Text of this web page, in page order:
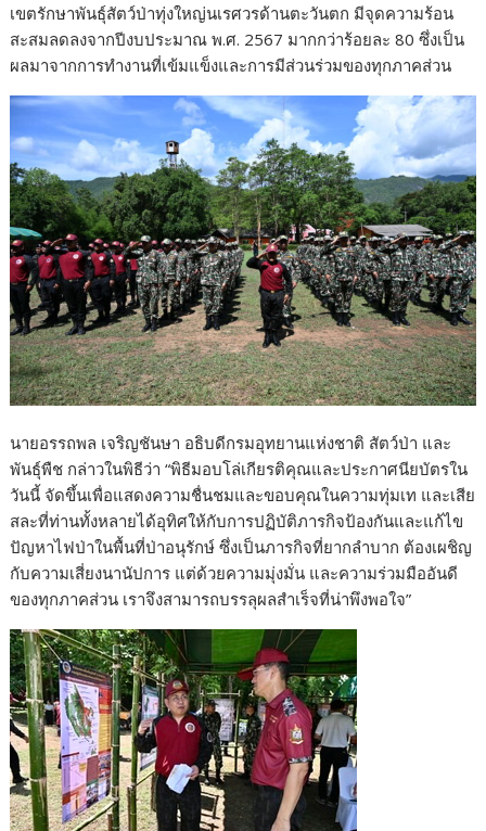
เขตรักษาพันธุ์สัตว์ป่าทุ่งใหญ่นเรศวรด้านตะวันตก มีจุดความร้อน
สะสมลดลงจากปีงบประมาณ พ.ศ. 2567 มากกว่าร้อยละ 80 ซึ่งเป็น
ผลมาจากการทำงานที่เข้มแข็งและการมีส่วนร่วมของทุกภาคส่วน
นายอรรถพล เจริญชันษา อธิบดีกรมอุทยานแห่งชาติ สัตว์ป่า และ
พันธุ์พืช กล่าวในพิธีว่า “พิธีมอบโล่เกียรติคุณและประกาศนียบัตรใน
วันนี้ จัดขึ้นเพื่อแสดงความชื่นชมและขอบคุณในความทุ่มเท และเสีย
สละที่ท่านทั้งหลายได้อุทิศให้กับการปฏิบัติภารกิจป้องกันและแก้ไข
ปัญหาไฟป่าในพื้นที่ป่าอนุรักษ์ ซึ่งเป็นภารกิจที่ยากลำบาก ต้องเผชิญ
กับความเสี่ยงนานัปการ แต่ด้วยความมุ่งมั่น และความร่วมมืออันดี
ของทุกภาคส่วน เราจึงสามารถบรรลุผลสำเร็จที่น่าพึงพอใจ”